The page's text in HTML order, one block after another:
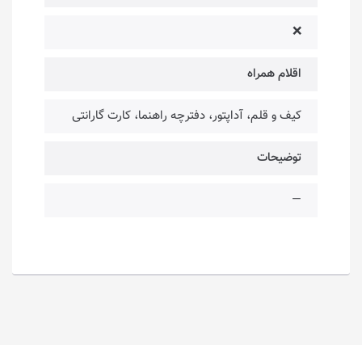
❌
اقلام همراه
کیف و قلم، آداپتور، دفترچه راهنما، کارت گارانتی
توضیحات
—